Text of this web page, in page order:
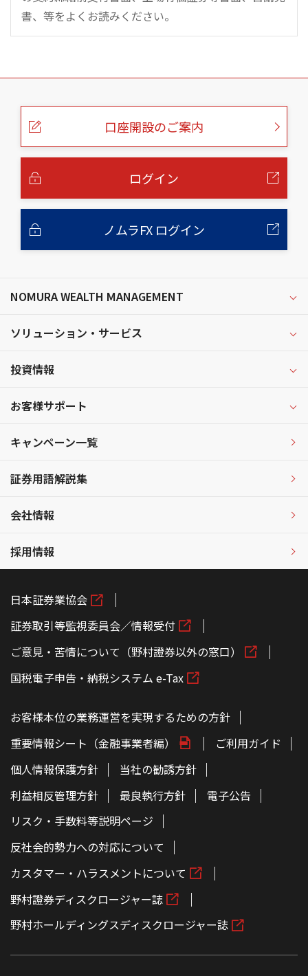
書、等をよくお読みください。
こ
口座開設のご案内
ログイン
ノムラFX ログイン
NOMURA WEALTH MANAGEMENT
ソリューション・サービス
投資情報
お客様サポート
キャンペーン一覧
証券用語解説集
会社情報
採用情報
日本証券業協会
証券取引等監視委員会／情報受付
ご意見・苦情について（野村證券以外の窓口）
国税電子申告・納税システム e-Tax
お客様本位の業務運営を実現するための方針
重要情報シート（金融事業者編）
ご利用ガイド
個人情報保護方針
当社の勧誘方針
利益相反管理方針
最良執行方針
電子公告
リスク・手数料等説明ページ
反社会的勢力への対応について
カスタマー・ハラスメントについて
野村證券ディスクロージャー誌
野村ホールディングスディスクロージャー誌